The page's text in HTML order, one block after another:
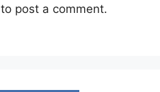
to post a comment.